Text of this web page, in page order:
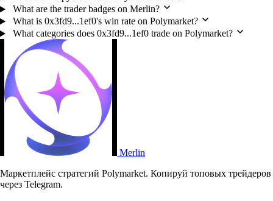
What are the trader badges on Merlin?
What is 0x3fd9...1ef0's win rate on Polymarket?
What categories does 0x3fd9...1ef0 trade on Polymarket?
Merlin
Маркетплейс стратегий Polymarket. Копируй топовых трейдеров
через Telegram.